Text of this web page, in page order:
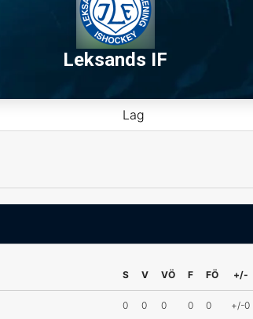
Leksands IF
Lag
S V VÖ F FÖ +/-
0 0 0 0 0 +/-0